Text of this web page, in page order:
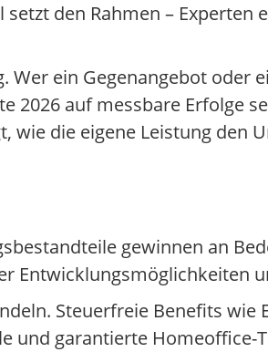
den Rahmen – Experten
Wer ein Gegenangebot oder
auf messbare Erfolge
wie die eigene Leistung den
gewinnen an
Entwicklungsmöglichkeiten
Steuerfreie Benefits wie
und garantierte Homeoffice-